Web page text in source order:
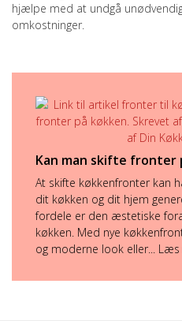
hjælpe med at undgå
omkostninger.
Kan man skifte fronter
At skifte køkkenfronter kan
dit køkken og dit hjem
fordele er den æstetiske
køkken. Med nye
og moderne look eller... Læs